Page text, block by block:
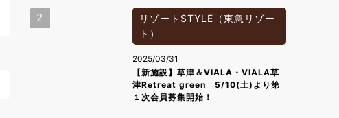
2
リゾートSTYLE（東急リゾー
ト）
2025/03/31
【新施設】草津＆VIALA・VIALA草
津Retreat green 5/10(土)より第
１次会員募集開始！